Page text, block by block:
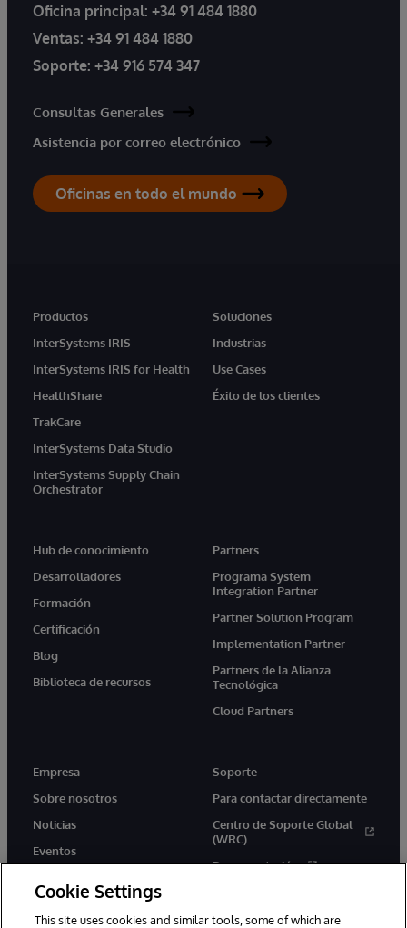
Oficina principal: +34 91 484 1880
Ventas: +34 91 484 1880
Soporte: +34 916 574 347
Consultas Generales
Asistencia por correo electrónico
Oficinas en todo el mundo
Productos
InterSystems IRIS
InterSystems IRIS for Health
HealthShare
TrakCare
InterSystems Data Studio
InterSystems Supply Chain
Orchestrator
Soluciones
Industrias
Use Cases
Éxito de los clientes
Hub de conocimiento
Desarrolladores
Formación
Certificación
Blog
Biblioteca de recursos
Partners
Programa System
Integration Partner
Partner Solution Program
Implementation Partner
Partners de la Alianza
Tecnológica
Cloud Partners
Empresa
Sobre nosotros
Noticias
Eventos
Soporte
Para contactar directamente
Centro de Soporte Global
(WRC)
Documentación
Cookie Settings
This site uses cookies and similar tools, some of which are